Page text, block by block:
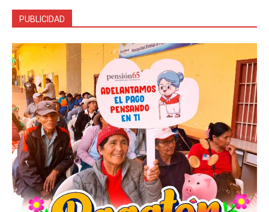
PUBLICIDAD